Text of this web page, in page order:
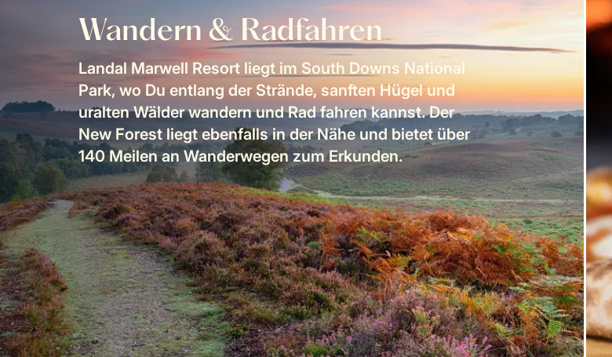
Wandern & Radfahren
Landal Marwell Resort liegt im South Downs National
Park, wo Du entlang der Strände, sanften Hügel und
uralten Wälder wandern und Rad fahren kannst. Der
New Forest liegt ebenfalls in der Nähe und bietet über
140 Meilen an Wanderwegen zum Erkunden.